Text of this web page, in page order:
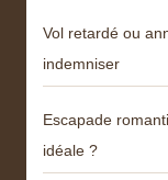
Vol retardé ou
indemniser
Escapade
idéale ?